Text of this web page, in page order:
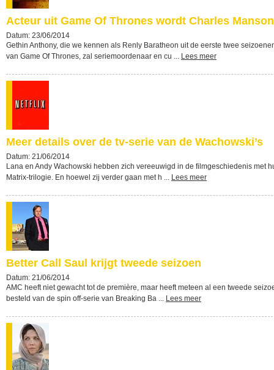
Acteur uit Game Of Thrones wordt Charles Manson
Datum: 23/06/2014
Gethin Anthony, die we kennen als Renly Baratheon uit de eerste twee
van Game Of Thrones, zal seriemoordenaar en cu ... Lees meer
Meer details over de tv-serie van de Wachowski’s
Datum: 21/06/2014
Lana en Andy Wachowski hebben zich vereeuwigd in de filmgeschiedenis met
Matrix-trilogie. En hoewel zij verder gaan met h ... Lees meer
Better Call Saul krijgt tweede seizoen
Datum: 21/06/2014
AMC heeft niet gewacht tot de première, maar heeft meteen al een tweede
besteld van de spin off-serie van Breaking Ba ... Lees meer